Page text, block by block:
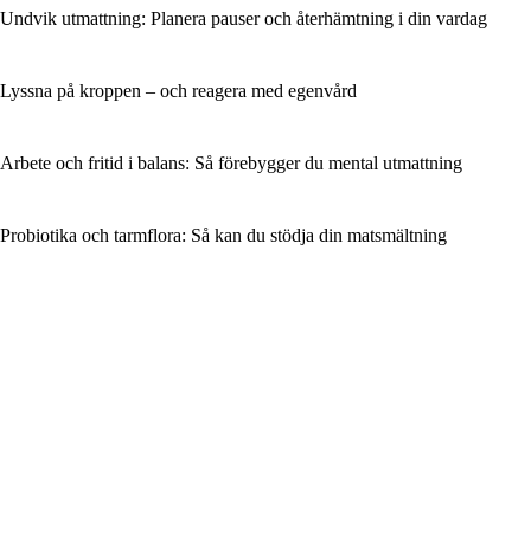
Undvik utmattning: Planera pauser och återhämtning i din vardag
Lyssna på kroppen – och reagera med egenvård
Arbete och fritid i balans: Så förebygger du mental utmattning
Probiotika och tarmflora: Så kan du stödja din matsmältning